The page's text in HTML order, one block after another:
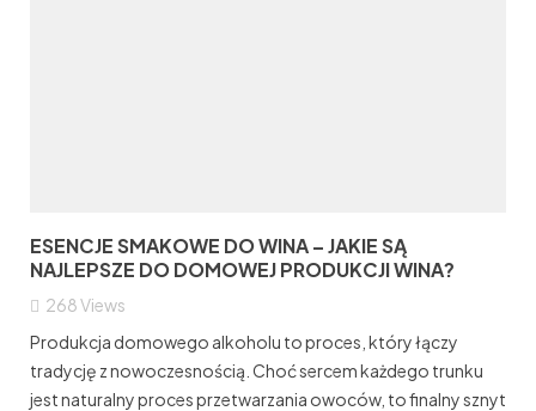
ESENCJE SMAKOWE DO WINA – JAKIE SĄ
NAJLEPSZE DO DOMOWEJ PRODUKCJI WINA?
268Views
Produkcja domowego alkoholu to proces, który łączy
tradycję z nowoczesnością. Choć sercem każdego trunku
jest naturalny proces przetwarzania owoców, to finalny sznyt